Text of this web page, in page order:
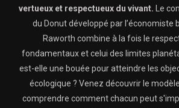
vertueux et respectueux du vivant. Le
du Donut développé par l’économiste
Raworth combine à la fois le
fondamentaux et celui des limites
est-elle une bouée pour atteindre les
écologique ? Venez découvrir le
comprendre comment chacun peut